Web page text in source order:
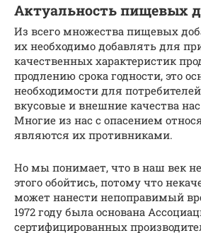
Актуальность пищевых
Из всего множества пищевых
их необходимо добавлять для
качественных характеристик
продлению срока годности, это
необходимости для
вкусовые и внешние качества
Многие из нас с опасением
являются их противниками.
Но мы понимает, что в наш век
этого обойтись, потому что
может нанести непоправимый
1972 году была основана
сертифицированных